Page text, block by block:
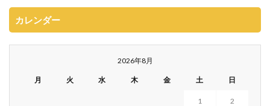
カレンダー
2026年8月
月 火 水 木 金 土 日
1 2